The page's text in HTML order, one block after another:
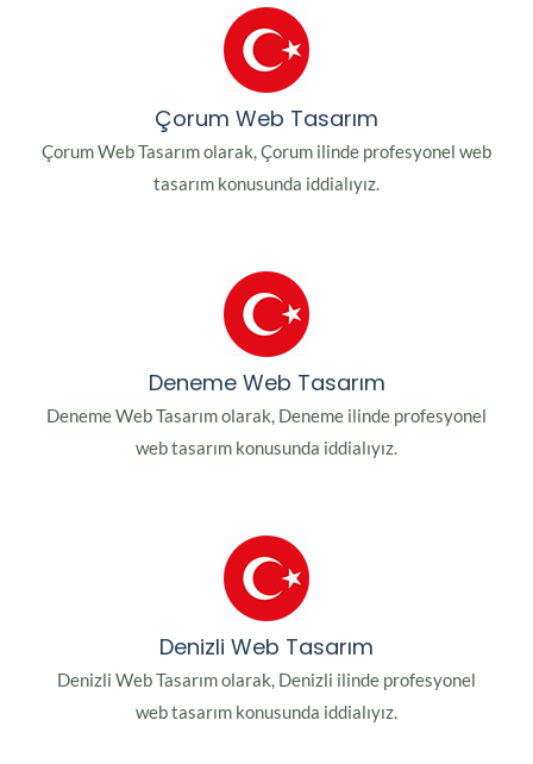
Çorum Web Tasarım
Çorum Web Tasarım olarak, Çorum ilinde profesyonel web
tasarım konusunda iddialıyız.
Deneme Web Tasarım
Deneme Web Tasarım olarak, Deneme ilinde profesyonel
web tasarım konusunda iddialıyız.
Denizli Web Tasarım
Denizli Web Tasarım olarak, Denizli ilinde profesyonel
web tasarım konusunda iddialıyız.